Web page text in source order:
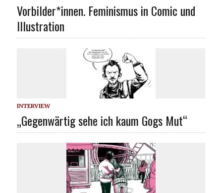
Vorbilder*innen. Feminismus in Comic und
Illustration
INTERVIEW
„Gegenwärtig sehe ich kaum Gogs Mut“